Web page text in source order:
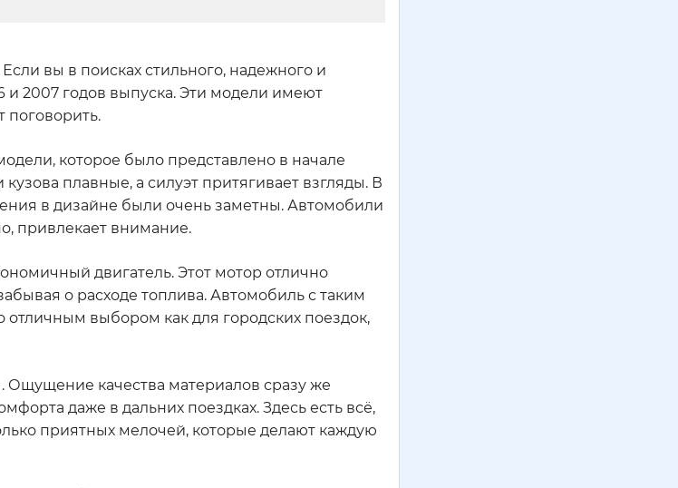
вы в поисках стильного, надежного и
2007 годов выпуска. Эти модели имеют
поговорить.
которое было представлено в начале
плавные, а силуэт притягивает взгляды. В
в дизайне были очень заметны. Автомобили
привлекает внимание.
двигатель. Этот мотор отлично
о расходе топлива. Автомобиль с таким
отличным выбором как для городских поездок,
Ощущение качества материалов сразу же
даже в дальних поездках. Здесь есть всё,
приятных мелочей, которые делают каждую